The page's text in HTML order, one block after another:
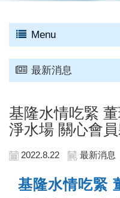
Menu
最新消息
基隆水情吃緊
淨水場 關心會
2022.8.22 最新消息
基隆水情吃緊